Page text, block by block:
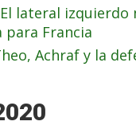
El lateral izquierdo
para Francia
Achraf y la